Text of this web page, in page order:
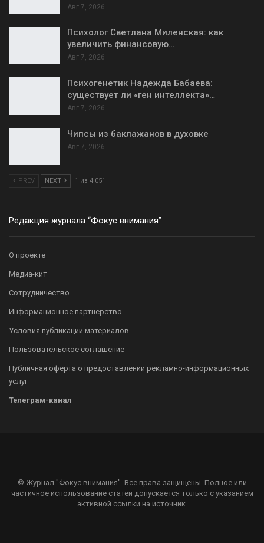
Авг 7, 2026
Психолог Светлана Миленская: как
увеличить финансовую…
Авг 7, 2026
Психогенетик Надежда Бабаева:
существует ли «ген интеллекта»…
Авг 7, 2026
Чипсы из баклажанов в духовке
Авг 7, 2026
PREV NEXT 1 из 4 051
Редакция журнала “Фокус внимания”
О проекте
Медиа-кит
Сотрудничество
Информационное партнерство
Условия публикации материалов
Пользовательское соглашение
Публичная оферта о предоставлении рекламно-информационных
услуг
Телеграм-канал
© Журнал "Фокус внимания". Все права защищены. Полное или
частичное использование статей допускается только с указанием
активной ссылки на источник.